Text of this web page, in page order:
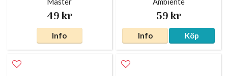
49 kr
Info
59 kr
Info Köp